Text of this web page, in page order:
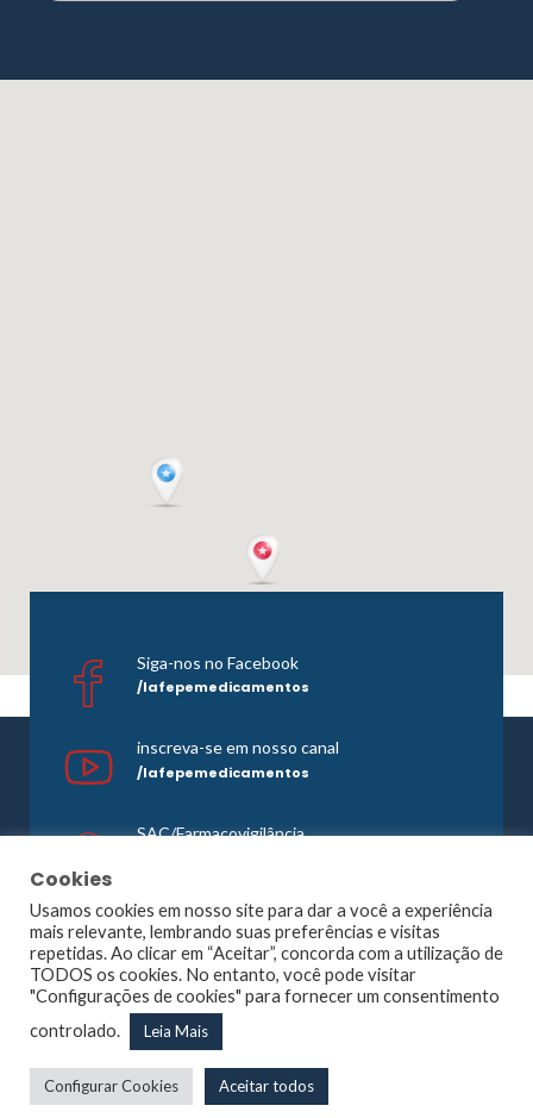
Siga-nos no Facebook
/lafepemedicamentos
inscreva-se em nosso canal
/lafepemedicamentos
SAC/Farmacovigilância
©1965 - 2026 Todos os direitos reservados. Lafepe |
Wordpress Optimized byAgência Planner
Largo de Dois Irmãos, 1117, Dois Irmãos – Recife – PE |
CNPJ: 10.877.926/0001-13
Cookies
Usamos cookies em nosso site para dar a você a experiência
mais relevante, lembrando suas preferências e visitas
repetidas. Ao clicar em “Aceitar”, concorda com a utilização de
TODOS os cookies. No entanto, você pode visitar
"Configurações de cookies" para fornecer um consentimento
controlado.
Leia Mais
Configurar Cookies Aceitar todos